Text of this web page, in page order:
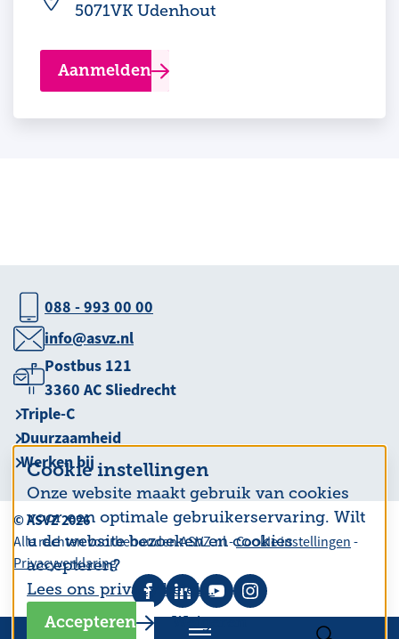
Cookie instellingen
Onze website maakt gebruik van cookies
voor een optimale gebruikerservaring. Wilt
u de website bezoeken en cookies
accepteren?
Lees ons privacy beleid.
Accepteren
Weigeren
5071VK Udenhout
Aanmelden
088 - 993 00 00
info@asvz.nl
Postbus 121
3360 AC Sliedrecht
Triple-C
Duurzaamheid
Werken bij
© ASVZ 2026
Alle rechten voorbehouden ASVZ.nl -Cookie instellingen -
Privacyverklaring